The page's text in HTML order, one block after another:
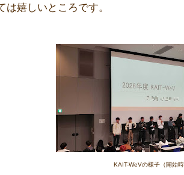
は嬉しいところです。
KAIT-WeVの様子（開始